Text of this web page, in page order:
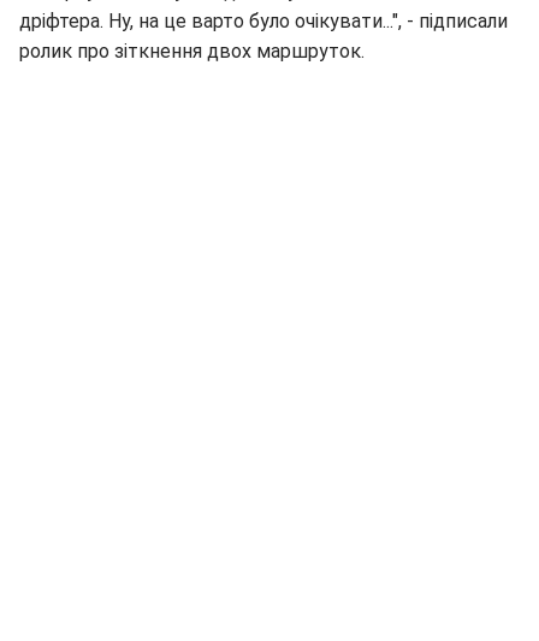
дріфтера. Ну, на це варто було очікувати...", - підписали
ролик про зіткнення двох маршруток.